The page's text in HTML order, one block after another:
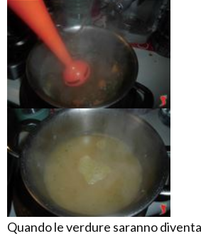
Quando le verdure saranno